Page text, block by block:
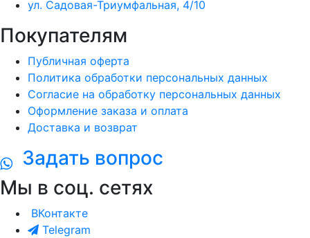
ул. Садовая-Триумфальная, 4/10
Покупателям
Публичная оферта
Политика обработки персональных данных
Согласие на обработку персональных данных
Оформление заказа и оплата
Доставка и возврат
Задать вопрос
Мы в соц. сетях
ВКонтакте
Telegram